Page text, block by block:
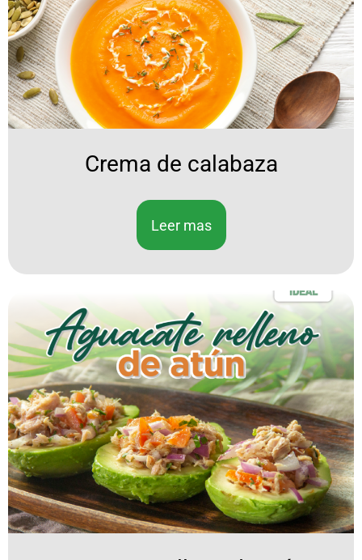
Crema de calabaza
Leer mas